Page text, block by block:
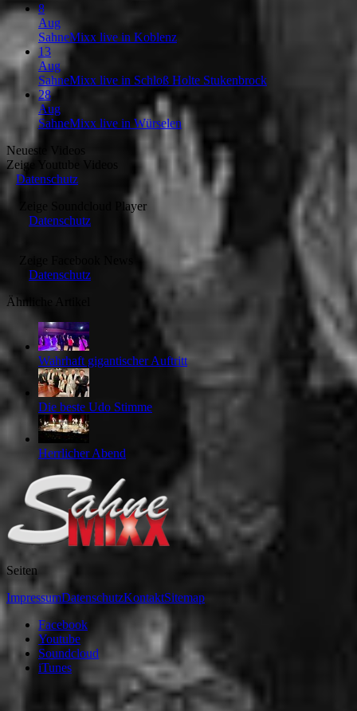
8
Aug
SahneMixx live in Koblenz
13
Aug
SahneMixx live in Schloß Holte Stukenbrock
28
Aug
SahneMixx live in Würselen
Neueste Videos
Zeige
Youtube Videos
Datenschutz
Zeige Soundcloud Player
Datenschutz
Datenschutz
Ähnliche Artikel
Wahrhaft gigantischer Auftritt
Die beste Udo Stimme
Herrlicher Abend
Seiten
ImpressumDatenschutzKontaktSitemap
Facebook
Youtube
Soundcloud
iTunes